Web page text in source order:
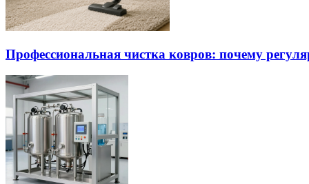
Профессиональная чистка ковров: почему